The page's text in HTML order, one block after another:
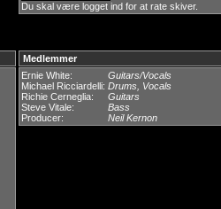
Du skal være logget ind for at rate skiver.
Medlemmer
Ernie White:
Guitars/Vocals
Michael Ricciardelli: Drums, Vocals
Richie Cerneglia:
Guitars
Steve Vitale:
Bass
Producer:
Neil Kernon